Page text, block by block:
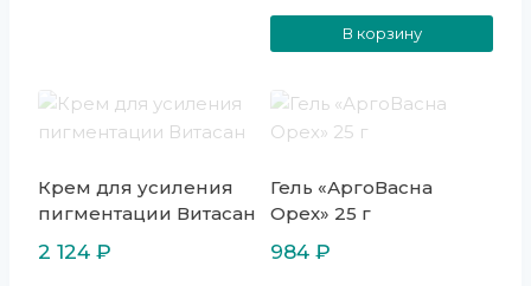
В корзину
Крем для усиления
пигментации Витасан
2 124 ₽
Гель «АргоВасна
Орех» 25 г
984 ₽